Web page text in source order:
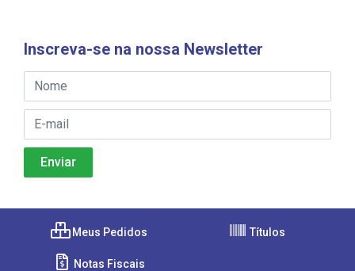
Inscreva-se na nossa Newsletter
Meus Pedidos Títulos
Notas Fiscais